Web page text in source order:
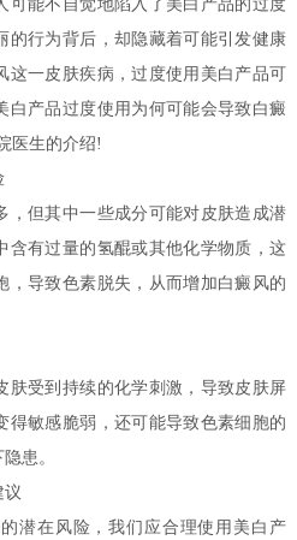
可能不自觉地陷入了美白产品的过度
的行为背后，却隐藏着可能引发健康
这一皮肤疾病，过度使用美白产品可
白产品过度使用为何可能会导致白癜
医生的介绍!
但其中一些成分可能对皮肤造成潜
含有过量的氢醌或其他化学物质，这
，导致色素脱失，从而增加白癜风的
受到持续的化学刺激，导致皮肤屏
得敏感脆弱，还可能导致色素细胞的
患。
在风险，我们应合理使用美白产